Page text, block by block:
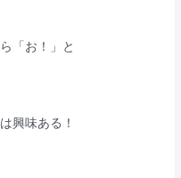
「お！」と
興味ある！